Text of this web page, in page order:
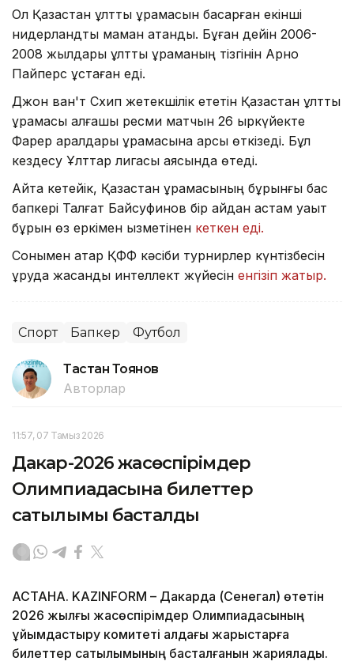
Ол Қазақстан ұлттық құрамасын басқарған екінші
нидерландтық маман атанды. Бұған дейін 2006-
2008 жылдары ұлттық құраманың тізгінін Арно
Пайперс ұстаған еді.
Джон ван'т Схип жетекшілік ететін Қазақстан ұлттық
құрамасы алғашқы ресми матчын 26 қыркүйекте
Фарер аралдары құрамасына қарсы өткізеді. Бұл
кездесу Ұлттар лигасы аясында өтеді.
Айта кетейік, Қазақстан құрамасының бұрынғы бас
бапкері Талғат Байсуфинов бір айдан астам уақыт
бұрын өз еркімен қызметінен кеткен еді.
Сонымен қатар ҚФФ кәсіби турнирлер күнтізбесін
құруда жасанды интеллект жүйесін енгізіп жатыр.
Спорт Бапкер Футбол
Тастан Тоянов
Авторлар
11:57, 07 Тамыз 2026
Дакар-2026 жасөспірімдер
Олимпиадасына билеттер
сатылымы басталды
АСТАНА. KAZINFORM – Дакарда (Сенегал) өтетін
2026 жылғы жасөспірімдер Олимпиадасының
ұйымдастыру комитеті алдағы жарыстарға
билеттер сатылымының басталғанын жариялады.